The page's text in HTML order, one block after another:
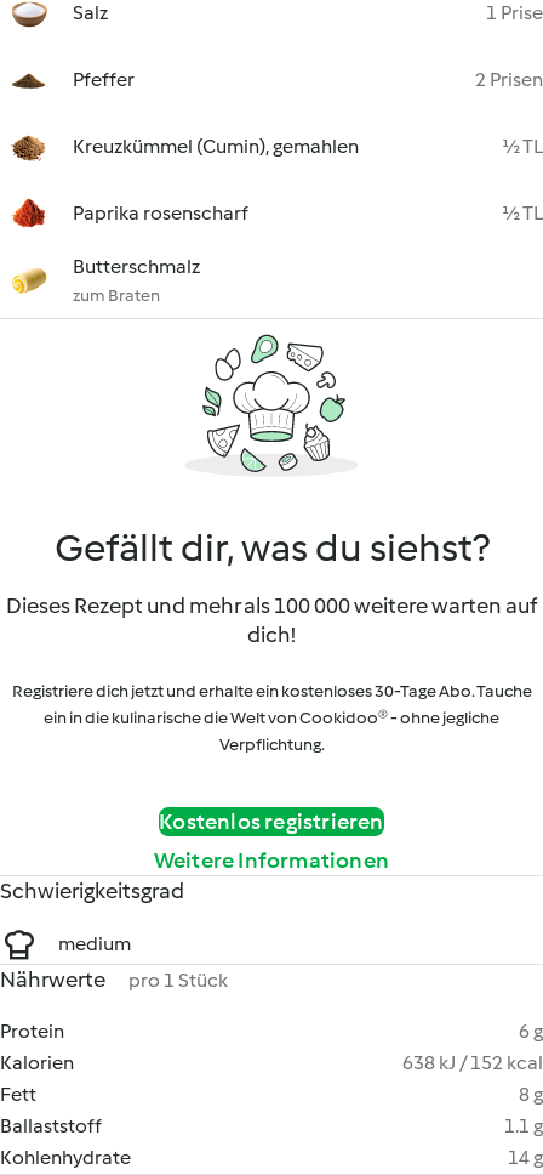
Salz 1 Prise
Pfeffer 2 Prisen
Kreuzkümmel (Cumin), gemahlen ½ TL
Paprika rosenscharf ½ TL
Butterschmalz
zum Braten
Gefällt dir, was du siehst?
Dieses Rezept und mehr als 100 000 weitere warten auf
dich!
Registriere dich jetzt und erhalte ein kostenloses 30-Tage Abo. Tauche
ein in die kulinarische die Welt von Cookidoo® - ohne jegliche
Verpflichtung.
Kostenlos registrieren
Weitere Informationen
Schwierigkeitsgrad
medium
Nährwerte pro 1 Stück
Protein
6 g
Kalorien
638 kJ / 152 kcal
Fett
8 g
Ballaststoff
1.1 g
Kohlenhydrate
14 g